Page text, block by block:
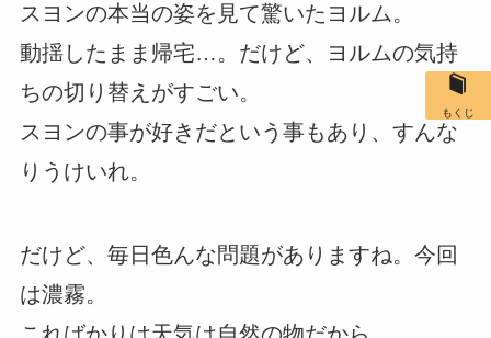
スヨンの本当の姿を見て驚いたヨルム。
動揺したまま帰宅…。だけど、ヨルムの気持
ちの切り替えがすごい。
スヨンの事が好きだという事もあり、すんな
りうけいれ。
だけど、毎日色んな問題がありますね。今回
は濃霧。
もくじ